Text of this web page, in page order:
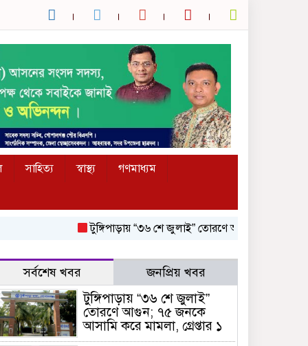
সাহিত্য স্বাস্থ্য
গণমাধ্যম
টুঙ্গিপাড়ায় “৩৬ শে জুলাই” তোরণে আগুন; ৭৫ জনকে আসামি
সর্বশেষ খবর জনপ্রিয় খবর
টুঙ্গিপাড়ায় “৩৬ শে জুলাই”
তোরণে আগুন; ৭৫ জনকে
আসামি করে মামলা, গ্রেপ্তার ১